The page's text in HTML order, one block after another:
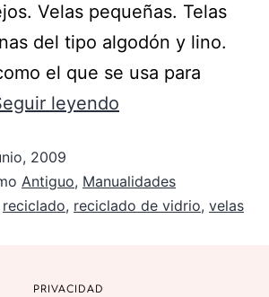
Velas pequeñas. Telas
del tipo algodón y lino.
el que se usa para
leyendo
2009
Antiguo, Manualidades
reciclado, reciclado de vidrio, velas
PRIVACIDAD